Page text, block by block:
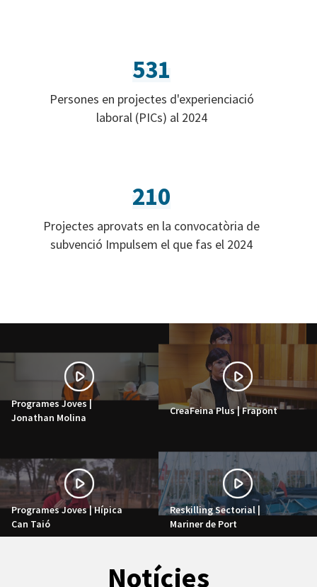
531
Persones en projectes d'experienciació
laboral (PICs) al 2024
210
Projectes aprovats en la convocatòria de
subvenció Impulsem el que fas el 2024
Programes Joves |
Jonathan Molina
CreaFeina Plus | Frapont
Programes Joves | Hípica
Can Taió
Reskilling Sectorial |
Mariner de Port
Notícies